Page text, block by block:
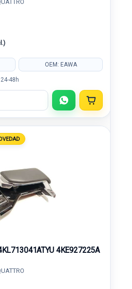
OEM: EAWA
48h
4KE927225A